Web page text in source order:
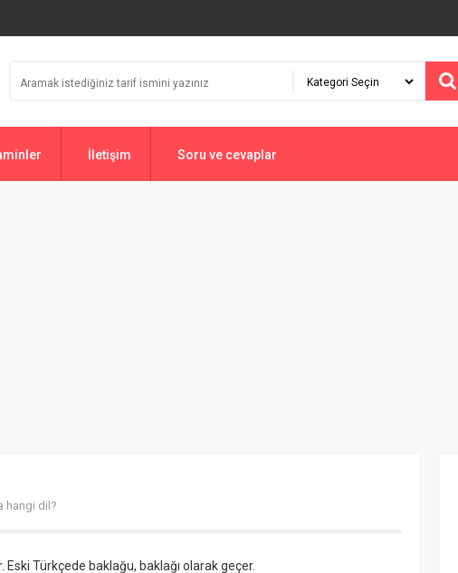
İletişim Soru ve cevaplar
hangi dil?
Türkçede baklağu, baklağı olarak geçer.